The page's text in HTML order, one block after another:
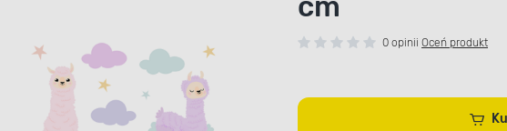
0 opinii Oceń produkt